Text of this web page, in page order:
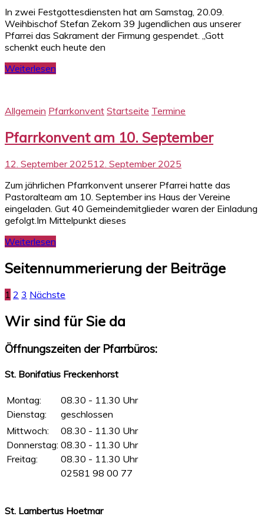
In zwei Festgottesdiensten hat am Samstag, 20.09.
Weihbischof Stefan Zekorn 39 Jugendlichen aus unserer
Pfarrei das Sakrament der Firmung gespendet. „Gott
schenkt euch heute den
Weiterlesen
Allgemein Pfarrkonvent Startseite Termine
Pfarrkonvent am 10. September
12. September 202512. September 2025
Zum jährlichen Pfarrkonvent unserer Pfarrei hatte das
Pastoralteam am 10. September ins Haus der Vereine
eingeladen. Gut 40 Gemeindemitglieder waren der Einladung
gefolgt.Im Mittelpunkt dieses
Weiterlesen
Seitennummerierung der Beiträge
1 2 3 Nächste
Wir sind für Sie da
Öffnungszeiten der Pfarrbüros:
St. Bonifatius Freckenhorst
Montag:
08.30 - 11.30 Uhr
Dienstag:
geschlossen
Mittwoch:
08.30 - 11.30 Uhr
Donnerstag: 08.30 - 11.30 Uhr
Freitag:
08.30 - 11.30 Uhr
02581 98 00 77
St. Lambertus Hoetmar